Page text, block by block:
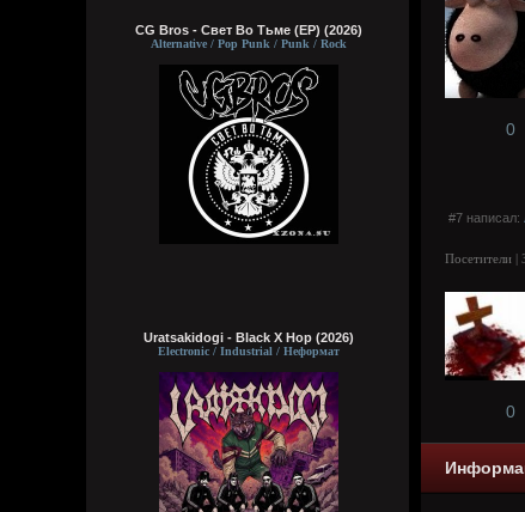
CG Bros - Свет Во Тьме (EP) (2026)
Alternative / Pop Punk / Punk / Rock
Uratsakidogi - Black X Hop (2026)
Electronic / Industrial / Неформат
0
#7 написал:
Посетители |
0